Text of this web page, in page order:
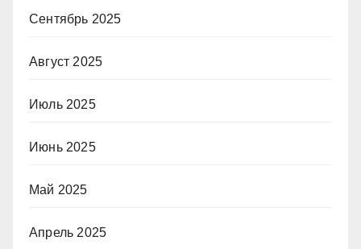
Сентябрь 2025
Август 2025
Июль 2025
Июнь 2025
Май 2025
Апрель 2025